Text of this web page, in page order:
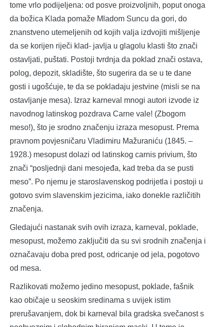
tome vrlo podijeljena: od posve proizvoljnih, poput onoga
da božica Klada pomaže Mladom Suncu da gori, do
znanstveno utemeljenih od kojih valja izdvojiti mišljenje
da se korijen riječi klad- javlja u glagolu klasti što znači
ostavljati, puštati. Postoji tvrdnja da poklad znači ostava,
polog, depozit, skladište, što sugerira da se u te dane
gosti i ugošćuje, te da se pokladaju jestvine (misli se na
ostavljanje mesa). Izraz karneval mnogi autori izvode iz
navodnog latinskog pozdrava Carne vale! (Zbogom
meso!), što je srodno značenju izraza mesopust. Prema
pravnom povjesničaru Vladimiru Mažuraniću (1845. –
1928.) mesopust dolazi od latinskog carnis privium, što
znači “posljednji dani mesojeđa, kad treba da se pusti
meso”. Po njemu je staroslavenskog podrijetla i postoji u
gotovo svim slavenskim jezicima, iako donekle različitih
značenja.
Gledajući nastanak svih ovih izraza, karneval, poklade,
mesopust, možemo zaključiti da su svi srodnih značenja i
označavaju doba pred post, odricanje od jela, pogotovo
od mesa.
Razlikovati možemo jedino mesopust, poklade, fašnik
kao običaje u seoskim sredinama s uvijek istim
prerušavanjem, dok bi karneval bila gradska svečanost s